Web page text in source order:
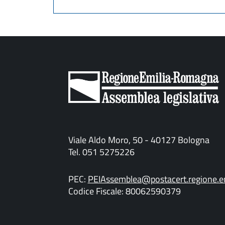
Viale Aldo Moro, 50 - 40127 Bologna
Tel. 051 5275226
PEC:
Codice Fiscale: 80062590379